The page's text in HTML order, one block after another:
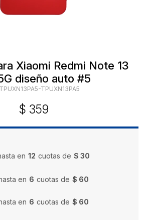
Xiaomi Redmi Note 13
diseño auto #5
TPUXN13PA5-TPUXN13PA5
$ 359
en 12 cuotas de $ 30
en 6 cuotas de $ 60
en 6 cuotas de $ 60